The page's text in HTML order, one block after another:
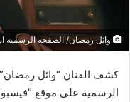
وائل رمضان/ الصفحة الرسمية
كشف الفنان “وائل
الرسمية على موقع